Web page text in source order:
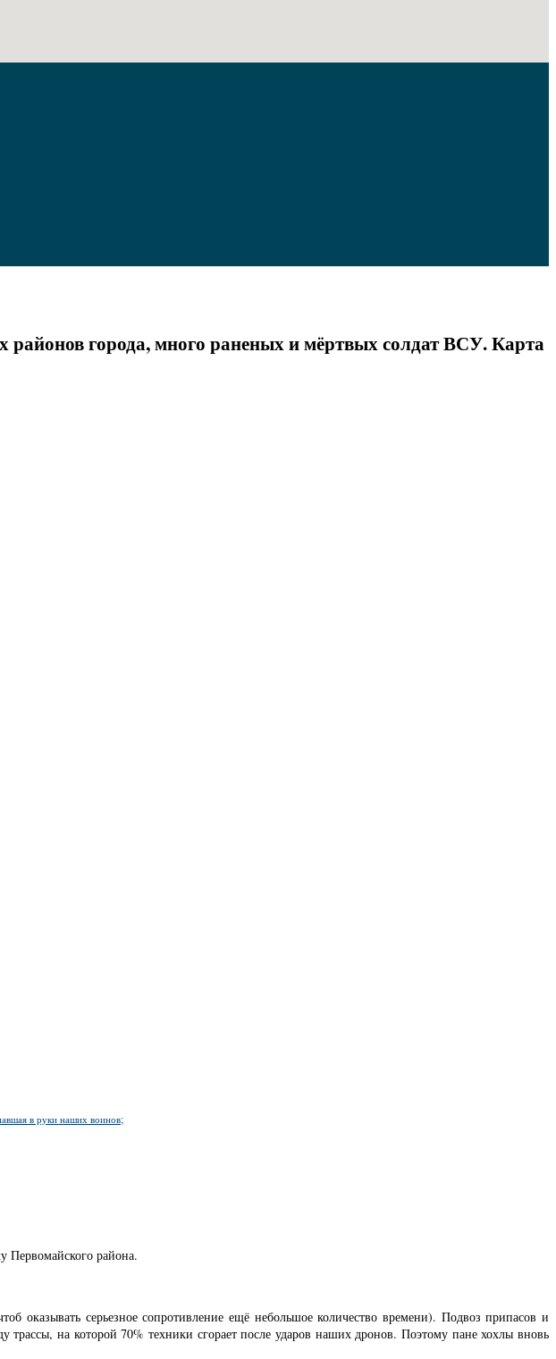
города, много раненых и мёртвых солдат ВСУ. Карта
в руки наших воинов;
Первомайского района.
оказывать серьезное сопротивление ещё небольшое количество времени). Подвоз припасов и
на которой 70% техники сгорает после ударов наших дронов. Поэтому пане хохлы вновь